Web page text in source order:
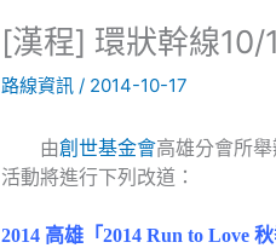
[漢程] 環狀幹線10/
路線資訊 / 2014-10-17
由創世基金會高雄分會所舉
活動將進行下列改道：
2014 高雄「2014 Run to Love